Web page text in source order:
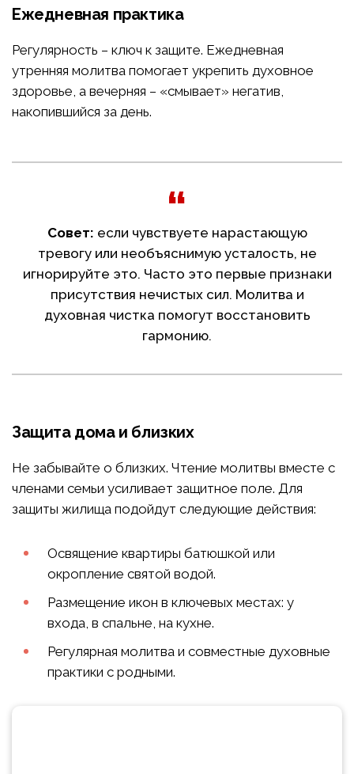
Ежедневная практика
Регулярность – ключ к защите. Ежедневная
утренняя молитва помогает укрепить духовное
здоровье, а вечерняя – «смывает» негатив,
накопившийся за день.
Совет: если чувствуете нарастающую
тревогу или необъяснимую усталость, не
игнорируйте это. Часто это первые признаки
присутствия нечистых сил. Молитва и
духовная чистка помогут восстановить
гармонию.
Защита дома и близких
Не забывайте о близких. Чтение молитвы вместе с
членами семьи усиливает защитное поле. Для
защиты жилища подойдут следующие действия:
Освящение квартиры батюшкой или
окропление святой водой.
Размещение икон в ключевых местах: у
входа, в спальне, на кухне.
Регулярная молитва и совместные духовные
практики с родными.